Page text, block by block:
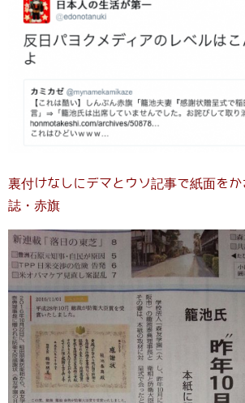
裏付けなしにデマとウソ記事で紙面を
誌・赤旗